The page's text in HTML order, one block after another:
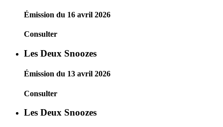
Émission du 16 avril 2026
Consulter
Les Deux Snoozes
Émission du 13 avril 2026
Consulter
Les Deux Snoozes